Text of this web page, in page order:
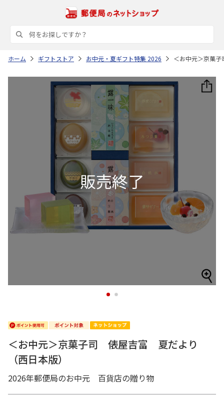
ホーム ギフトストア お中元・夏ギフト特集 2026 ＜お中元＞京菓
1 2
＜お中元＞京菓子司 俵屋吉富 夏だより
（西日本版）
2026年郵便局のお中元 百貨店の贈り物